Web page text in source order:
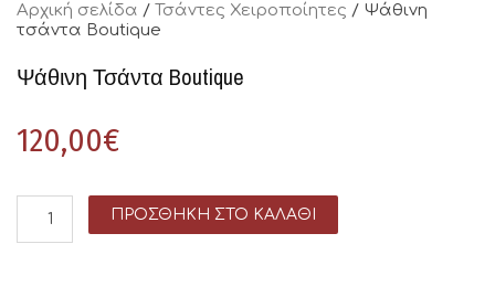
Αρχική σελίδα / Τσάντες Χειροποίητες / Ψάθινη
τσάντα Boutique
Ψάθινη Τσάντα Boutique
120,00€
ΠΡΟΣΘΉΚΗ ΣΤΟ ΚΑΛΆΘΙ